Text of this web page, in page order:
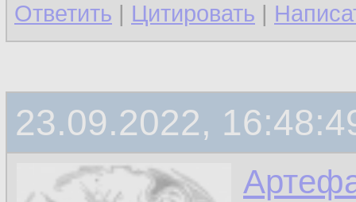
Ответить | Цитировать |
23.09.2022,